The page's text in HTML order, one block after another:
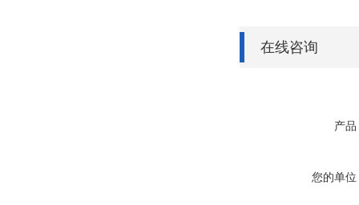
在线咨询
产品
您的单位